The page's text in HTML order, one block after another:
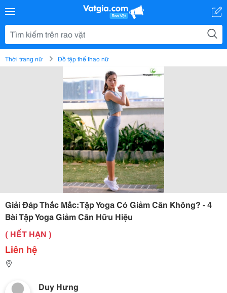
Thời trang nữ Đồ tập thể thao nữ
Giải Đáp Thắc Mắc: Tập Yoga Có Giảm Cân Không? - 4
Bài Tập Yoga Giảm Cân Hữu Hiệu
( HẾT HẠN )
Liên hệ
Duy Hưng